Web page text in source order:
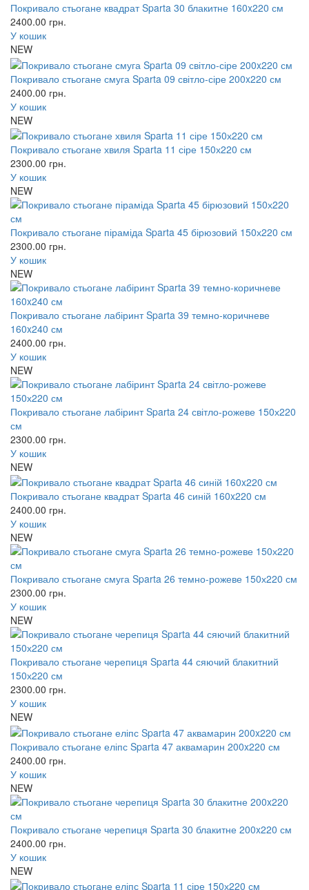
Покривало стьогане квадрат Sparta 30 блакитне 160x220 см
2400.00 грн.
У кошик
NEW
Покривало стьогане смуга Sparta 09 світло-сіре 200x220 см
2400.00 грн.
У кошик
NEW
Покривало стьогане хвиля Sparta 11 сіре 150х220 см
2300.00 грн.
У кошик
NEW
Покривало стьогане піраміда Sparta 45 бірюзовий 150х220 см
2300.00 грн.
У кошик
NEW
Покривало стьогане лабіринт Sparta 39 темно-коричневе
160x240 см
2400.00 грн.
У кошик
NEW
Покривало стьогане лабіринт Sparta 24 світло-рожеве 150х220
см
2300.00 грн.
У кошик
NEW
Покривало стьогане квадрат Sparta 46 синій 160x220 см
2400.00 грн.
У кошик
NEW
Покривало стьогане смуга Sparta 26 темно-рожеве 150х220 см
2300.00 грн.
У кошик
NEW
Покривало стьогане черепиця Sparta 44 сяючий блакитний
150х220 см
2300.00 грн.
У кошик
NEW
Покривало стьогане еліпс Sparta 47 аквамарин 200x220 см
2400.00 грн.
У кошик
NEW
Покривало стьогане черепиця Sparta 30 блакитне 200x220 см
2400.00 грн.
У кошик
NEW